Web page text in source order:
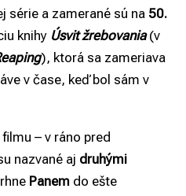
série a zamerané sú na 50.
knihy Úsvit žrebovania(v
), ktorá sa zameriava
v čase, keď bol sám v
– v ráno pred
nazvané aj druhými
Panem do ešte